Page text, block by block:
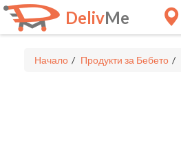
DelivMe
Начало Продукти за Бебето